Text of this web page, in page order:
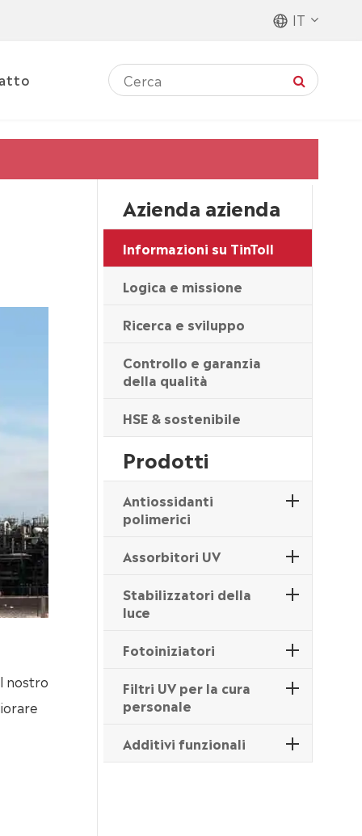
IT
nostro
Azienda azienda
Informazioni su TinToll
Logica e missione
Ricerca e sviluppo
Controllo e garanzia
della qualità
HSE & sostenibile
Prodotti
Antiossidanti
polimerici
Assorbitori UV
Stabilizzatori della
luce
Fotoiniziatori
Filtri UV per la cura
personale
Additivi funzionali